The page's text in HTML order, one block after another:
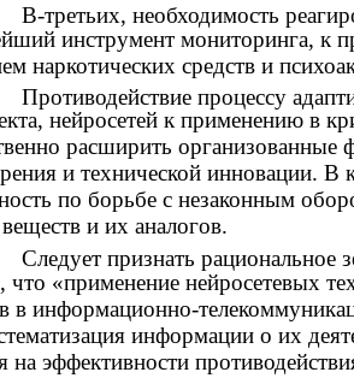
В-третьих, необходимость
инструмент мониторинга, к
наркотических средств и
Противодействие процессу
нейросетей к применению в
расширить организованные
и технической инновации. В
по борьбе с незаконным
и их аналогов.
Следует признать рациональное
что «применение нейросетевых
в информационно-
информации о их
на эффективности